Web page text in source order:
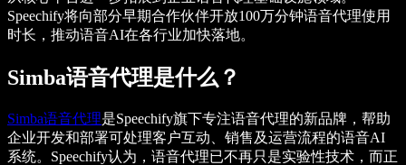
Speechify将向部分早期合作伙伴开放100万分钟语音代理使用
时长，推动语音AI在各行业加快落地。
Simba语音代理是什么？
Simba语音代理是Speechify旗下专注语音代理的新品牌，帮助
企业开发和部署可处理客户互动、销售及运营流程的语音AI
系统。Speechify认为，语音代理已不再只是实验性技术，而正